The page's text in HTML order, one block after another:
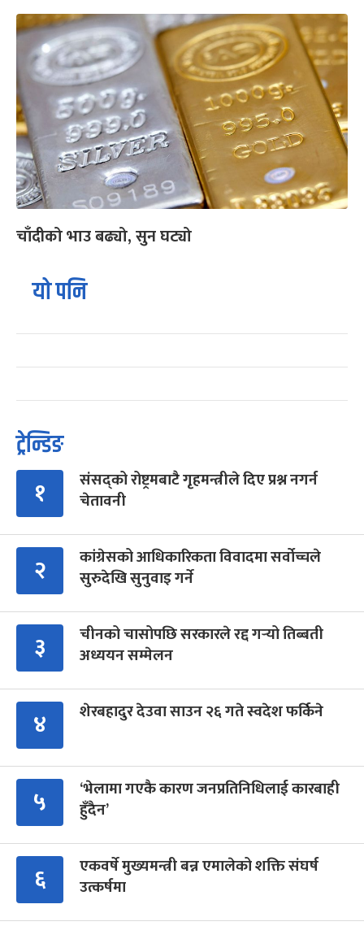
चाँदीको भाउ बढ्यो, सुन घट्यो
यो पनि
ट्रेन्डिङ
१
संसद्को रोष्ट्रमबाटै गृहमन्त्रीले दिए प्रश्न नगर्न
चेतावनी
२
कांग्रेसको आधिकारिकता विवादमा सर्वोच्चले
सुरुदेखि सुनुवाइ गर्ने
३
चीनको चासोपछि सरकारले रद्द गर्‍यो तिब्बती
अध्ययन सम्मेलन
४ शेरबहादुर देउवा साउन २६ गते स्वदेश फर्किने
५
‘भेलामा गएकै कारण जनप्रतिनिधिलाई कारबाही
हुँदैन’
६
एकवर्षे मुख्यमन्त्री बन्न एमालेको शक्ति संघर्ष
उत्कर्षमा